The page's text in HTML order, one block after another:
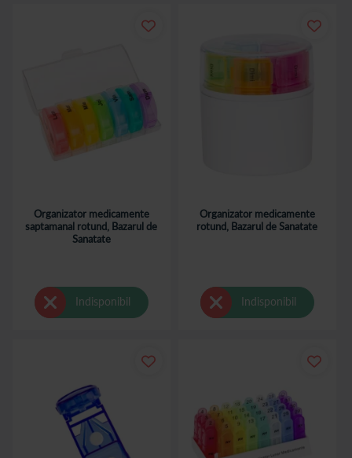
Organizator medicamente
saptamanal rotund, Bazarul de
Sanatate
Indisponibil
Organizator medicamente
rotund, Bazarul de Sanatate
Indisponibil